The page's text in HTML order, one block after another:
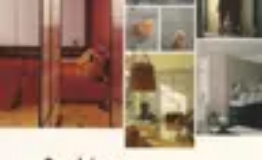
Compréhension de l'accessibilité
Accessibilité Guides pratiques
Mode Accessible
Shopping Accessible